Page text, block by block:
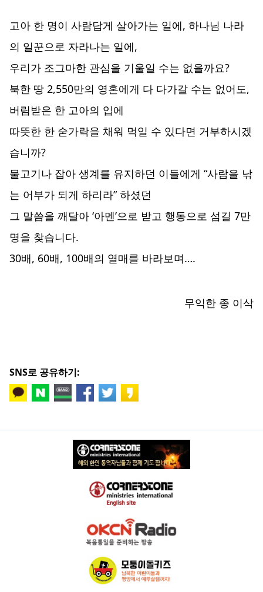
고아 한 명이 사람답게 살아가는 일에, 하나님 나라
의 일꾼으로 자라나는 일에,
우리가 조그마한 관심을 기울일 수는 없을까요?
북한 땅 2,550만의 영혼에게 다 다가갈 수는 없어도,
버림받은 한 고아의 입에
따뜻한 한 숟가락을 채워 먹일 수 있다면 거부하시겠
습니까?
물고기나 잡아 생계를 유지하던 이들에게 “사람을 낚
는 어부가 되게 하리라” 하셨던
그 말씀을 깨달아 ‘아멘’으로 받고 행동으로 섬길 7만
명을 찾습니다.
30배, 60배, 100배의 열매를 바라보며….
무익한 종 이삭
SNS로 공유하기: